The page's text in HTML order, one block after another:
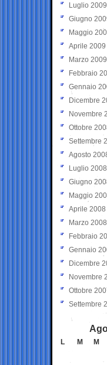
Luglio 2009
Giugno
Maggio
Aprile 2009
Marzo 2009
Febbraio
Gennaio
Dicembre
Novembre
Ottobre
Settembre
Agosto
Luglio 2008
Giugno
Maggio
Aprile 2008
Marzo 2008
Febbraio
Gennaio
Dicembre
Novembre
Ottobre
Settembre
L M M